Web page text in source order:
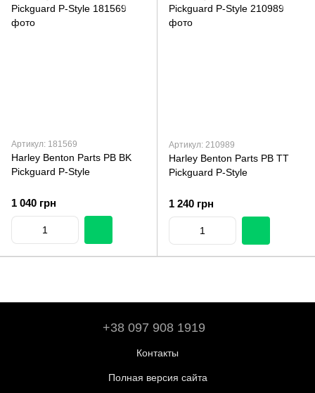
Артикул: 181569
Harley Benton Parts PB BK
Pickguard P-Style
1 040 грн
Артикул: 210989
Harley Benton Parts PB TT
Pickguard P-Style
1 240 грн
+38 097 908 1919
Контакты
Полная версия сайта